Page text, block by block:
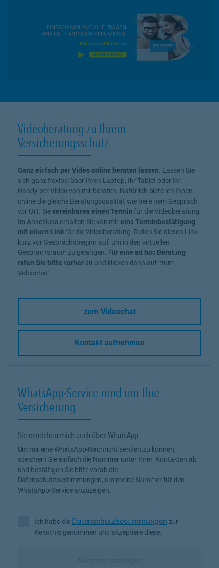
Videoberatung zu Ihrem
Versicherungsschutz
Ganz einfach per Video online beraten lassen. Lassen Sie
sich ganz flexibel über Ihren Laptop, Ihr Tablet oder Ihr
Handy per Video von mir beraten. Natürlich biete ich Ihnen
online die gleiche Beratungsqualität wie bei einem Gespräch
vor Ort. Sievereinbaren einen Termin für die Videoberatung.
Im Anschluss erhalten Sie von mireine Terminbestätigung
mit einem Linkfür die Videoberatung. Rufen Sie diesen Link
kurz vor Gesprächsbeginn auf, um in den virtuellen
Gesprächsraum zu gelangen. Für eine ad hoc Beratung
rufen Sie bitte vorher an und klicken dann auf "zum
Videochat".
zum Videochat
Kontakt aufnehmen
WhatsApp-Service rund um Ihre
Versicherung
Sie erreichen mich auch über WhatsApp
Um mir eine WhatsApp-Nachricht senden zu können,
speichern Sie einfach die Nummer unter Ihren Kontakten ab
und bestätigen Sie bitte vorab die
Datenschutzbestimmungen, um meine Nummer für den
WhatsApp-Service anzuzeigen.
Ich habe die Datenschutzbestimmungen zur Kenntnis
Ich habe die Datenschutzbestimmungen zur
Kenntnis genommen und akzeptiere diese.